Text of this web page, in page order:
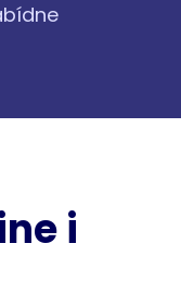
i